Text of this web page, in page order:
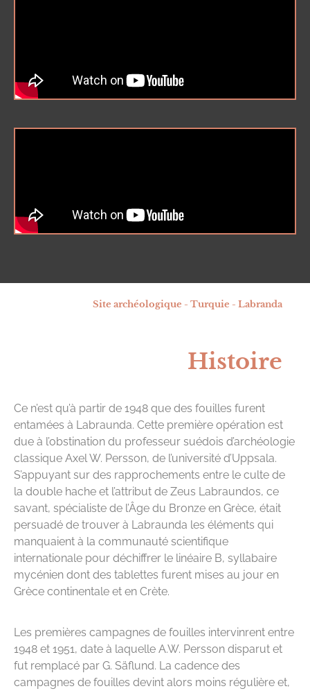
Site archéologique - Turquie - Labranda
Histoire
Ce n’est qu’à partir de 1948 que des fouilles furent
entamées à Labraunda. Cette première opération est
due à l’obstination du professeur suédois d’archéologie
classique Axel W. Persson, de l’université d’Uppsala.
S’appuyant sur des rapprochements entre le culte de
la double hache et l’attribut de Zeus Labraundos, ce
savant, spécialiste de l’Âge du Bronze en Grèce, était
persuadé de trouver à Labraunda les éléments qui
manquaient à la communauté scientifique
internationale pour déchiffrer le linéaire B, syllabaire
mycénien dont des tablettes furent mises au jour en
Grèce continentale et en Crète.
Les premières campagnes de fouilles intervinrent entre
1948 et 1951, date à laquelle A.W. Persson disparut et
fut remplacé par G. Säflund. La cadence des
campagnes de fouilles devint alors moins régulière et,